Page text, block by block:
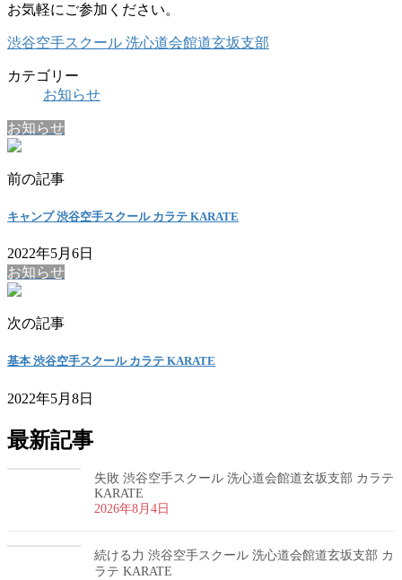
お気軽にご参加ください。
渋谷空手スクール 洗心道会館道玄坂支部
カテゴリー
お知らせ
お知らせ
前の記事
キャンプ 渋谷空手スクール カラテ KARATE
2022年5月6日
お知らせ
次の記事
基本 渋谷空手スクール カラテ KARATE
2022年5月8日
最新記事
失敗 渋谷空手スクール 洗心道会館道玄坂支部 カラテ
KARATE
2026年8月4日
続ける力 渋谷空手スクール 洗心道会館道玄坂支部 カ
ラテ KARATE